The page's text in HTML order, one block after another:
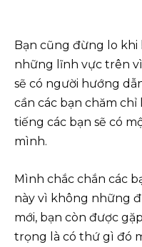
Bạn cũng đừng lo
những lĩnh vực trên
sẽ có người hướng
cần các bạn chăm
tiếng các bạn sẽ có
mình.
Mình chắc chắn các
này vì không những
mới, bạn còn được
trọng là có thứ gì đó